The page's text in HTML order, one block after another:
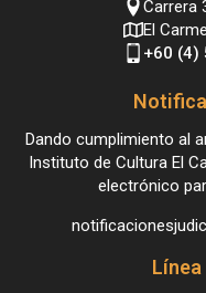
Carrera
El
+60 (4)
Dando cumplimiento al
Instituto de Cultura El
electrónico